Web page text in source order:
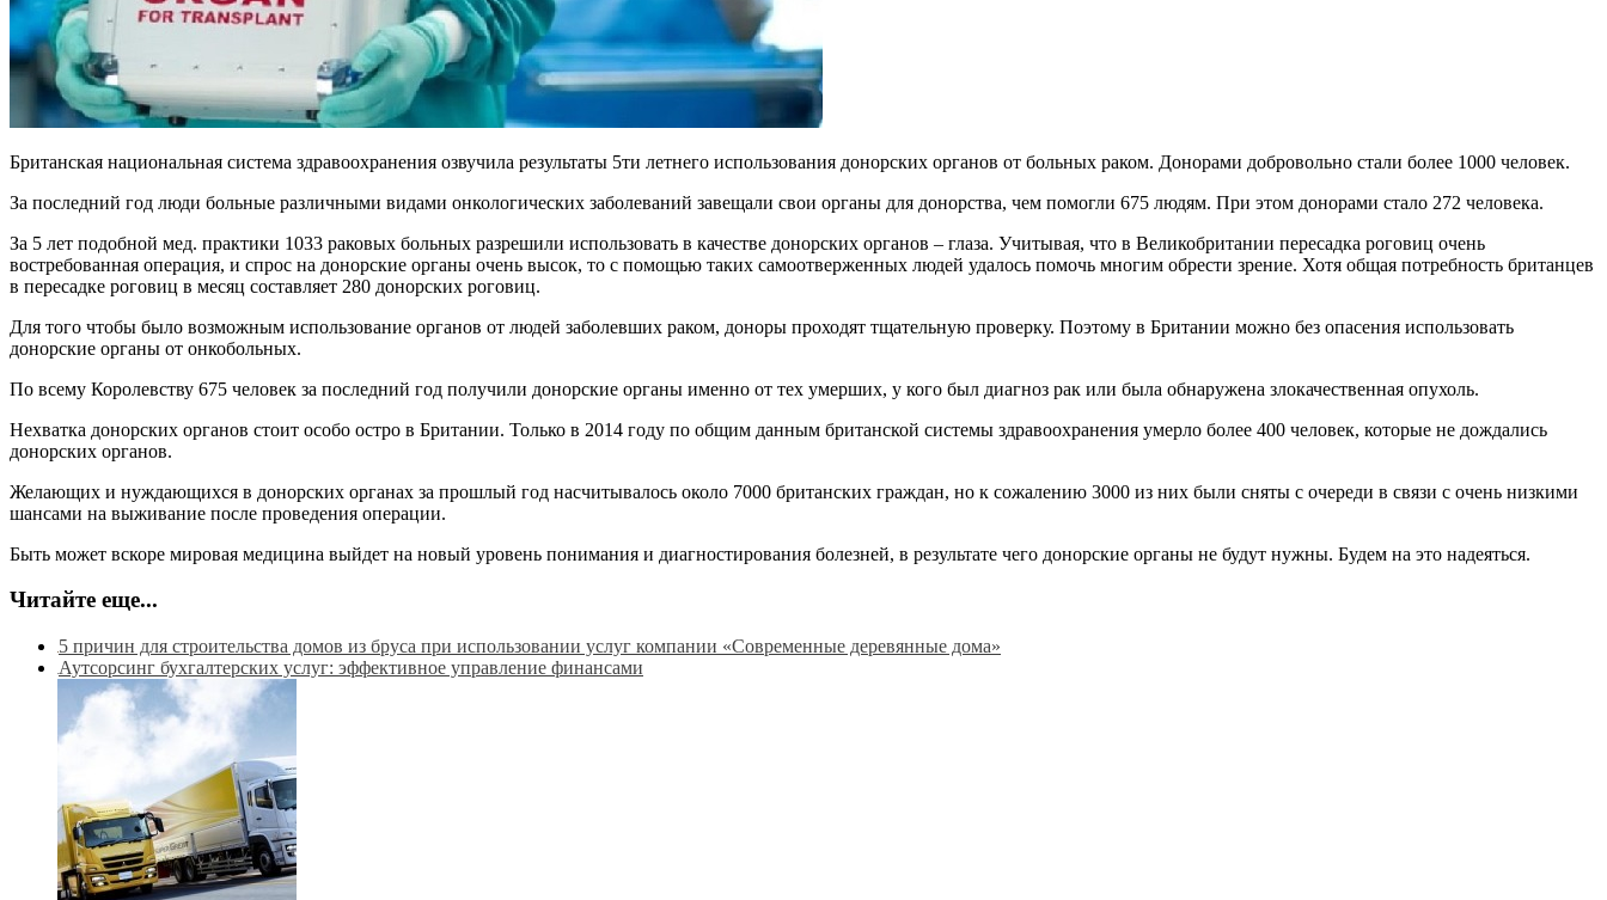
Британская национальная система здравоохранения озвучила результаты 5ти летнего использования донорских органов от больных раком. Донорами добровольно стали более 1000 человек.
За последний год люди больные различными видами онкологических заболеваний завещали свои органы для донорства, чем помогли 675 людям. При этом донорами стало 272 человека.
За 5 лет подобной мед. практики 1033 раковых больных разрешили использовать в качестве донорских органов – глаза. Учитывая, что в Великобритании пересадка роговиц очень
востребованная операция, и спрос на донорские органы очень высок, то с помощью таких самоотверженных людей удалось помочь многим обрести зрение. Хотя общая потребность британцев
в пересадке роговиц в месяц составляет 280 донорских роговиц.
Для того чтобы было возможным использование органов от людей заболевших раком, доноры проходят тщательную проверку. Поэтому в Британии можно без опасения использовать
донорские органы от онкобольных.
По всему Королевству 675 человек за последний год получили донорские органы именно от тех умерших, у кого был диагноз рак или была обнаружена злокачественная опухоль.
Нехватка донорских органов стоит особо остро в Британии. Только в 2014 году по общим данным британской системы здравоохранения умерло более 400 человек, которые не дождались
донорских органов.
Желающих и нуждающихся в донорских органах за прошлый год насчитывалось около 7000 британских граждан, но к сожалению 3000 из них были сняты с очереди в связи с очень низкими
шансами на выживание после проведения операции.
Быть может вскоре мировая медицина выйдет на новый уровень понимания и диагностирования болезней, в результате чего донорские органы не будут нужны. Будем на это надеяться.
Читайте еще...
5 причин для строительства домов из бруса при использовании услуг компании «Современные деревянные дома»
Аутсорсинг бухгалтерских услуг: эффективное управление финансами